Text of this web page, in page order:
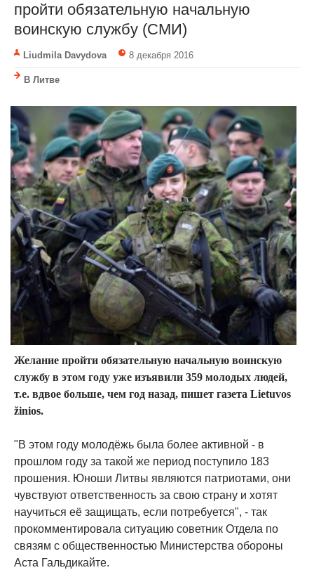
пройти обязательную начальную
воинскую службу (СМИ)
Liudmila Davydova 8 декабря 2016
В Литве
Желание пройти обязательную начальную воинскую
службу в этом году уже изъявили 359 молодых людей,
т.е. вдвое больше, чем год назад, пишет газета Lietuvos
žinios.
"В этом году молодёжь была более активной - в
прошлом году за такой же период поступило 183
прошения. Юноши Литвы являются патриотами, они
чувствуют ответственность за свою страну и хотят
научиться её защищать, если потребуется", - так
прокомментировала ситуацию советник Отдела по
связям с общественностью Министерства обороны
Аста Гальдикайте.